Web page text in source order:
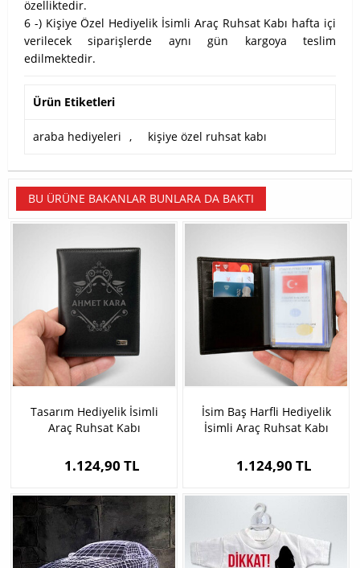
özelliktedir.
6 -) Kişiye Özel Hediyelik İsimli Araç Ruhsat Kabı hafta içi
verilecek siparişlerde aynı gün kargoya teslim
edilmektedir.
Ürün Etiketleri
araba hediyeleri , kişiye özel ruhsat kabı
BU ÜRÜNE BAKANLAR BUNLARA DA BAKTI
Tasarım Hediyelik İsimli
Araç Ruhsat Kabı
1.124,90 TL
İsim Baş Harfli Hediyelik
İsimli Araç Ruhsat Kabı
1.124,90 TL